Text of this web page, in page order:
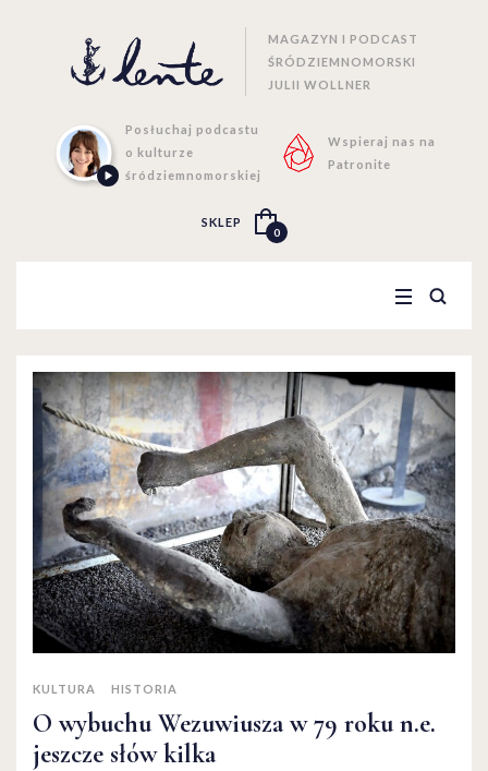
MAGAZYN I PODCAST
ŚRÓDZIEMNOMORSKI
JULII WOLLNER
Posłuchaj podcastu
o kulturze
śródziemnomorskiej
Wspieraj nas na
Patronite
SKLEP
0
KULTURA HISTORIA
O wybuchu Wezuwiusza w 79 roku n.e.
jeszcze słów kilka